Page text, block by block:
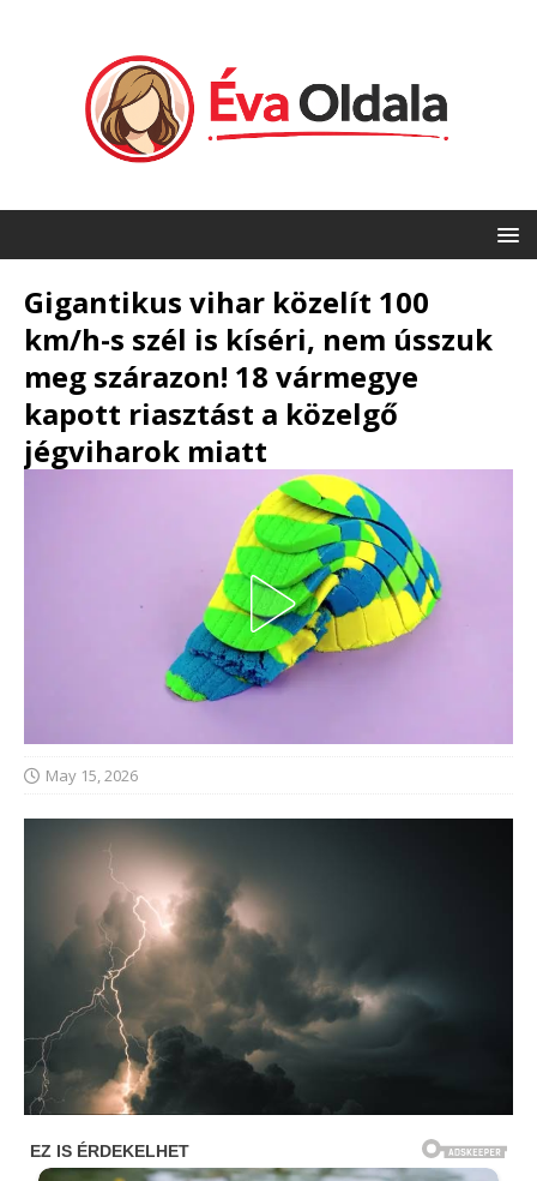
Gigantikus vihar közelít 100
km/h-s szél is kíséri, nem ússzuk
meg szárazon! 18 vármegye
kapott riasztást a közelgő
jégviharok miatt
May 15, 2026